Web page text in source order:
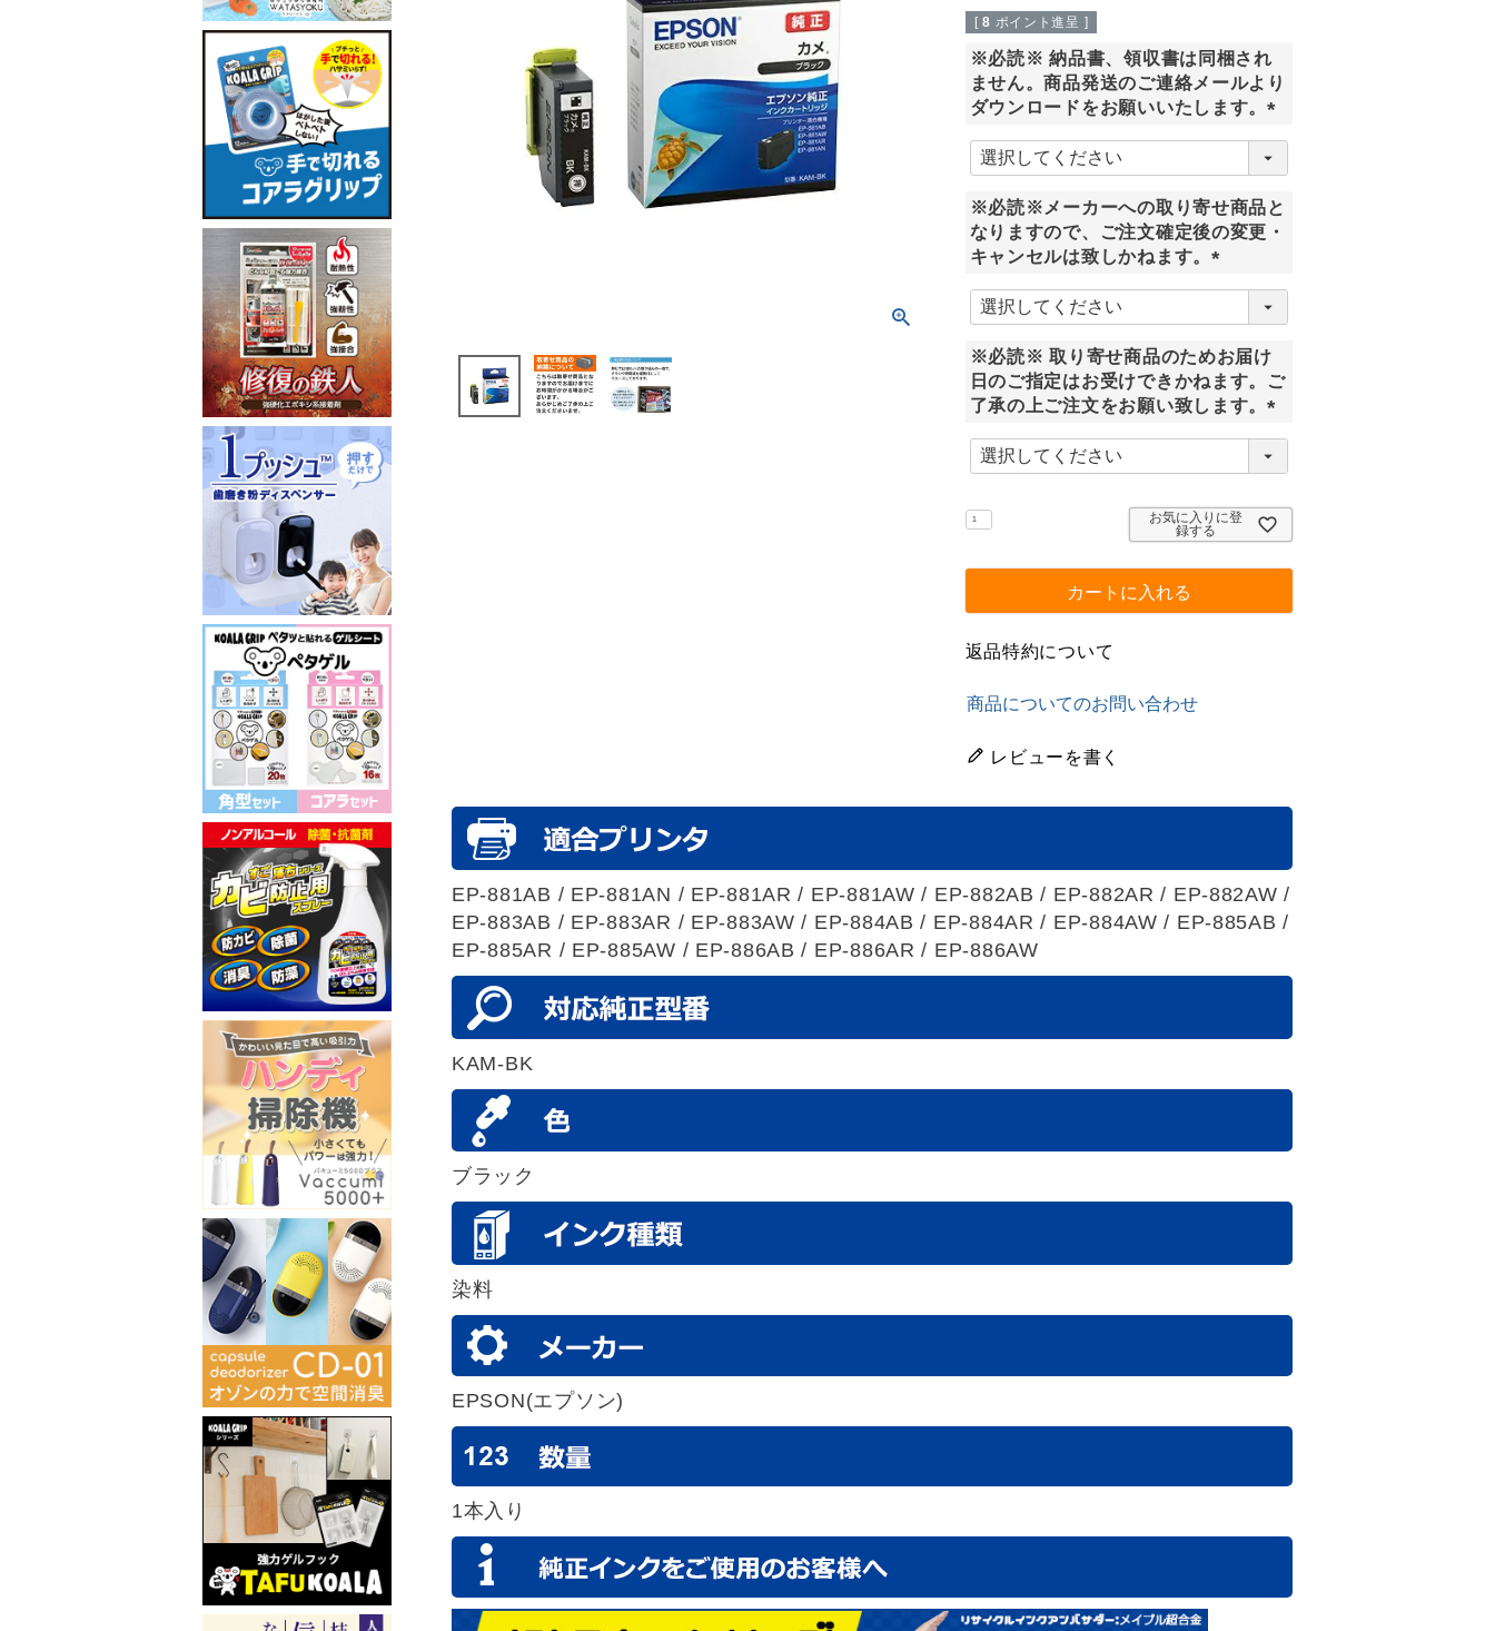
[ 8 ポイント進呈 ]
※必読※ 納品書、領収書は同梱され
ません。商品発送のご連絡メールより
ダウンロードをお願いいたします。
(
必
)
※必読※メーカーへの取り寄せ商品と
なりますので、ご注文確定後の変更・
キャンセルは致しかねます。
(
)
※必読※ 取り寄せ商品のためお届け
日のご指定はお受けできかねます。ご
了承の上ご注文をお願い致します。
(
必
)
お気に入りに登
録する
カートに入れる
返品特約について
商品についてのお問い合わせ
レビューを書く
EP-881AB / EP-881AN / EP-881AR / EP-881AW / EP-882AB / EP-882AR / EP-882AW /
EP-883AB / EP-883AR / EP-883AW / EP-884AB / EP-884AR / EP-884AW / EP-885AB /
EP-885AR / EP-885AW / EP-886AB / EP-886AR / EP-886AW
KAM-BK
ブラック
染料
EPSON(エプソン)
1本入り